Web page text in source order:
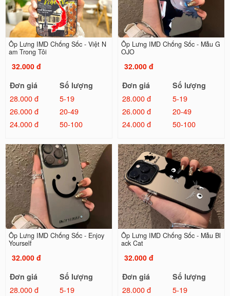
Ốp Lưng IMD Chống Sốc - Việt N
am Trong Tôi
32.000 đ
Đơn giá
Số lượng
28.000 đ
5-19
26.000 đ
20-49
24.000 đ
50-100
Ốp Lưng IMD Chống Sốc - Mẫu G
OJO
32.000 đ
Đơn giá
Số lượng
28.000 đ
5-19
26.000 đ
20-49
24.000 đ
50-100
Ốp Lưng IMD Chống Sốc - Enjoy
Yourself
32.000 đ
Đơn giá
Số lượng
28.000 đ
5-19
Ốp Lưng IMD Chống Sốc - Mẫu Bl
ack Cat
32.000 đ
Đơn giá
Số lượng
28.000 đ
5-19